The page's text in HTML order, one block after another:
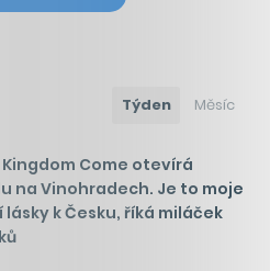
Týden Měsíc
Kingdom Come otevírá
na Vinohradech. Je to moje
k Česku, říká miláček